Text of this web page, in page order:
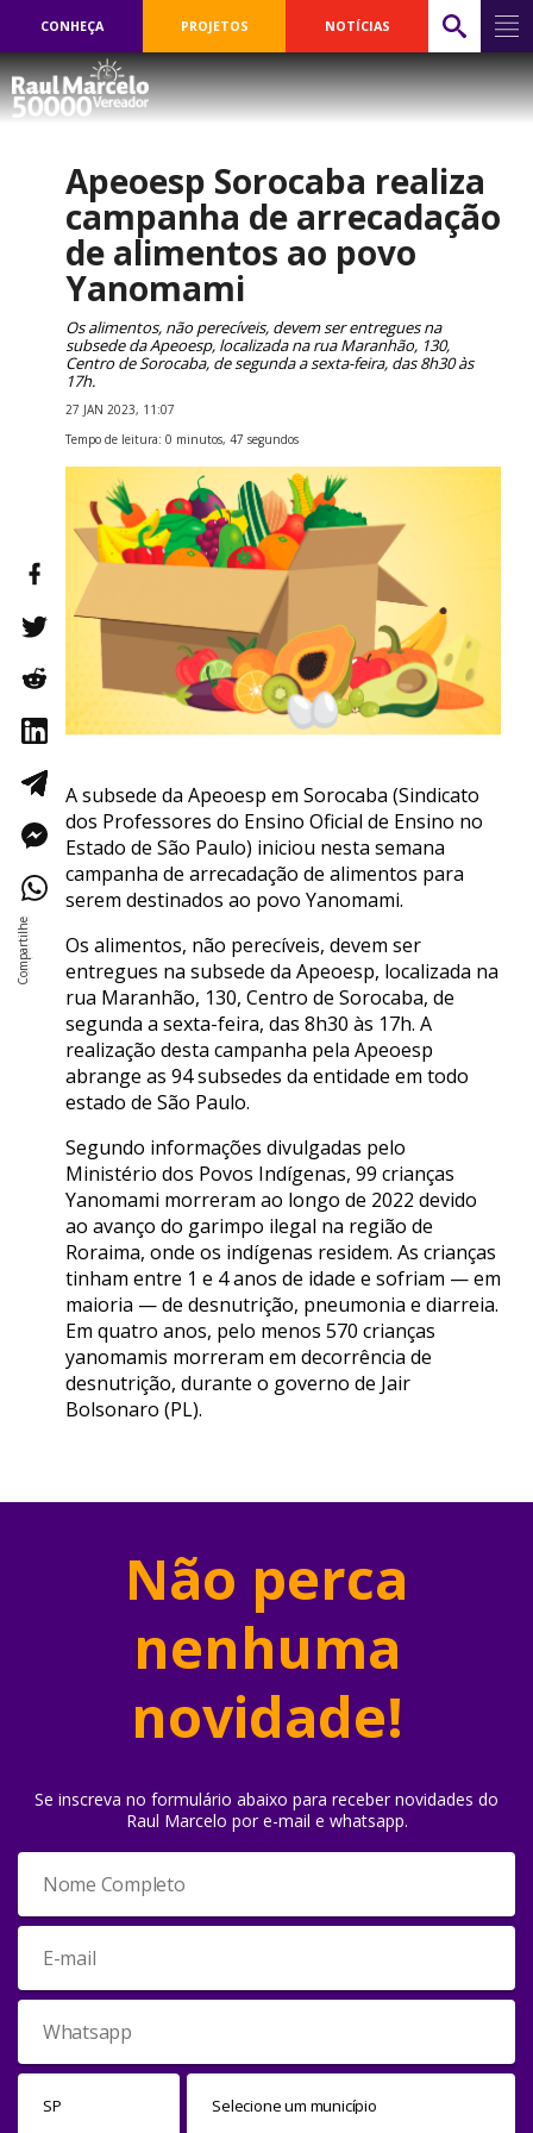
CONHEÇA PROJETOS NOTÍCIAS
Apeoesp Sorocaba realiza
campanha de arrecadação
de alimentos ao povo
Yanomami
Os alimentos, não perecíveis, devem ser entregues na
subsede da Apeoesp, localizada na rua Maranhão, 130,
Centro de Sorocaba, de segunda a sexta-feira, das 8h30 às
17h.
27 JAN 2023, 11:07
Tempo de leitura: 0 minutos, 47 segundos
A subsede da Apeoesp em Sorocaba (Sindicato
dos Professores do Ensino Oficial de Ensino no
Estado de São Paulo) iniciou nesta semana
campanha de arrecadação de alimentos para
serem destinados ao povo Yanomami.
Os alimentos, não perecíveis, devem ser
entregues na subsede da Apeoesp, localizada na
rua Maranhão, 130, Centro de Sorocaba, de
segunda a sexta-feira, das 8h30 às 17h. A
realização desta campanha pela Apeoesp
abrange as 94 subsedes da entidade em todo
estado de São Paulo.
Segundo informações divulgadas pelo
Ministério dos Povos Indígenas, 99 crianças
Yanomami morreram ao longo de 2022 devido
ao avanço do garimpo ilegal na região de
Roraima, onde os indígenas residem. As crianças
tinham entre 1 e 4 anos de idade e sofriam — em
maioria — de desnutrição, pneumonia e diarreia.
Em quatro anos, pelo menos 570 crianças
yanomamis morreram em decorrência de
desnutrição, durante o governo de Jair
Bolsonaro (PL).
Não perca
nenhuma
novidade!
Se inscreva no formulário abaixo para receber novidades do
Raul Marcelo por e-mail e whatsapp.